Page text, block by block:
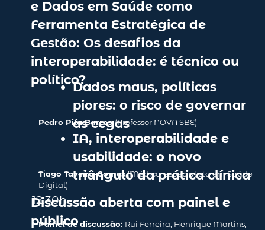
e Dados em Saúde como
Ferramenta Estratégica de
Gestão: Os desafios da
interoperabilidade: é técnico ou
político?Dados maus, políticas
piores: o risco de governar
às cegas
Pedro Pita Barros (Professor NOVA SBE)
IA, interoperabilidade e
usabilidade: o novo
triângulo da prática clínica
Tiago Taveira-Gomes(Médico, especialista em Saúde
Digital)
12.30h
Discussão aberta com painel e
público
Painel de discussão: Rui Ferreira; Henrique Martins;